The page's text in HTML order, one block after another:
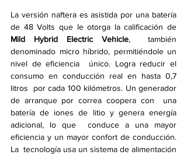
La versión naftera es asistida por una batería
Mild Hybrid Electric Vehicle,  también
denominado micro híbrido, permitiéndole un
nivel de eficiencia  único. Logra reducir el
consumo en conducción real en hasta 0,7
litros  por cada 100 kilómetros. Un generador
de arranque por correa coopera con  una
batería de iones de litio y genera energía
adicional, lo que  conduce a una mayor
eficiencia y un mayor confort de conducción.
La  tecnología usa un sistema de alimentación